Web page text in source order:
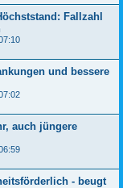
Fallzahl
und bessere
auch jüngere
- beugt